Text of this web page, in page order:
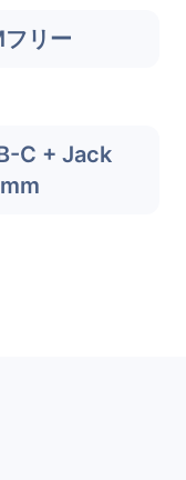
リー
C + Jack